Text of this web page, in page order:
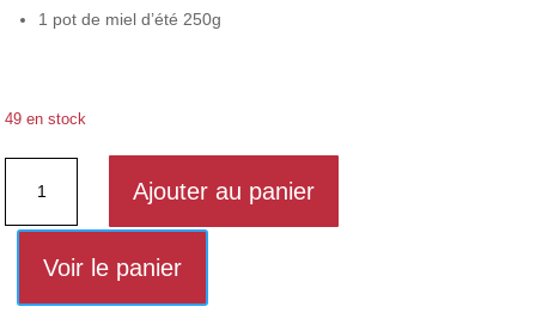
1 pot de miel d’été 250g
49 en stock
Coffret
de
Ajouter au panier
Voir le panier